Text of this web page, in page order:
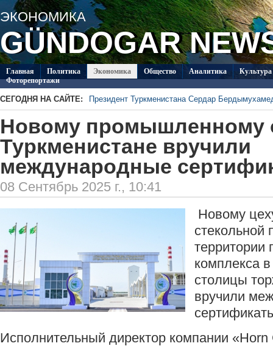
ЭКОНОМИКА
GÜNDOGAR
Главная Политикa Экономика Общество Аналитика
Культура
Фоторепортажи
СЕГОДНЯ НА САЙТЕ:
Президент Туркменистана Сердар
В посольстве Туркменистана в Душанбе
Специалисты из Туркменистана изучают на
ледников Тянь-Шаня
Глава ОБСЕ прибыл с визитом в Туркменистан
Около 20 работ из стран СНГ поступило на
Туркменистан пригласил Ассоциацию «Akhal-
по коневодству
Новому промышленному
Туркменистане вручили
международные
08 Сентябрь 2025 г., 10:41
Новому
стекольной
комплекса
столицы
вручили
Исполнительный директор компании